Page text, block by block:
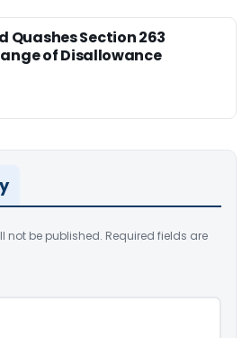
Quashes Section 263
of Disallowance
not be published. Required fields are